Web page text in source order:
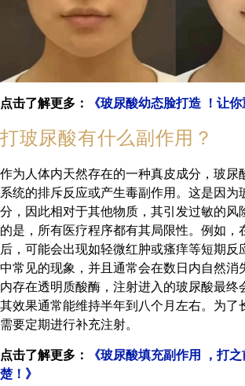
点击了解更多： 《玻尿酸幼态脸打造 ！让
打玻尿酸有什么副作用？
作为人体内天然存在的一种真皮成分，玻尿
系统的排斥反应或产生毒副作用。这是因为
分，因此相对于其他物质，其引发过敏的风
的是，所有医疗程序都有其局限性。例如，
后，可能会出现如轻微红肿或瘙痒等短期反
中常见的现象，并且通常会在数日内自然消
内存在透明质酸酶，注射进入的玻尿酸最终
其效果通常能维持半年到八个月左右。为了
需要定期进行补充注射。
点击了解更多：
《玻尿酸填充副作用 ，打
楚！》